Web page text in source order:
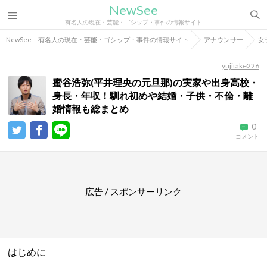
NewSee
有名人の現在・芸能・ゴシップ・事件の情報サイト
NewSee｜有名人の現在・芸能・ゴシップ・事件の情報サイト アナウンサー 女
yujitake226
蜜谷浩弥(平井理央の元旦那)の実家や出身高校・
身長・年収！馴れ初めや結婚・子供・不倫・離
婚情報も総まとめ
0
コメント
広告 / スポンサーリンク
はじめに